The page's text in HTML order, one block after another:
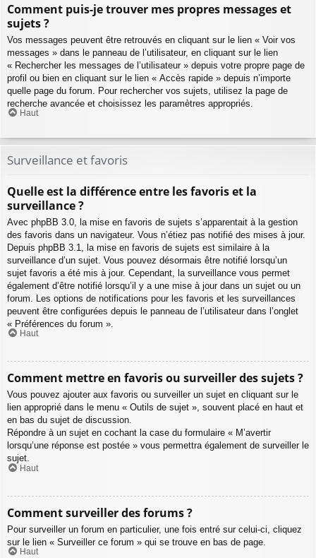
Comment puis-je trouver mes propres messages et
sujets ?
Vos messages peuvent être retrouvés en cliquant sur le lien « Voir vos
messages » dans le panneau de l’utilisateur, en cliquant sur le lien
« Rechercher les messages de l’utilisateur » depuis votre propre page de
profil ou bien en cliquant sur le lien « Accès rapide » depuis n’importe
quelle page du forum. Pour rechercher vos sujets, utilisez la page de
recherche avancée et choisissez les paramètres appropriés.
Haut
Surveillance et favoris
Quelle est la différence entre les favoris et la
surveillance ?
Avec phpBB 3.0, la mise en favoris de sujets s’apparentait à la gestion
des favoris dans un navigateur. Vous n’étiez pas notifié des mises à jour.
Depuis phpBB 3.1, la mise en favoris de sujets est similaire à la
surveillance d’un sujet. Vous pouvez désormais être notifié lorsqu’un
sujet favoris a été mis à jour. Cependant, la surveillance vous permet
également d’être notifié lorsqu’il y a une mise à jour dans un sujet ou un
forum. Les options de notifications pour les favoris et les surveillances
peuvent être configurées depuis le panneau de l’utilisateur dans l’onglet
« Préférences du forum ».
Haut
Comment mettre en favoris ou surveiller des sujets ?
Vous pouvez ajouter aux favoris ou surveiller un sujet en cliquant sur le
lien approprié dans le menu « Outils de sujet », souvent placé en haut et
en bas du sujet de discussion.
Répondre à un sujet en cochant la case du formulaire « M’avertir
lorsqu’une réponse est postée » vous permettra également de surveiller le
sujet.
Haut
Comment surveiller des forums ?
Pour surveiller un forum en particulier, une fois entré sur celui-ci, cliquez
sur le lien « Surveiller ce forum » qui se trouve en bas de page.
Haut